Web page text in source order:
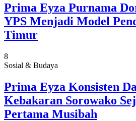
Prima Eyza Purnama
YPS Menjadi Model
Timur
8
Sosial & Budaya
Prima Eyza Konsisten
Kebakaran Sorowako
Pertama Musibah